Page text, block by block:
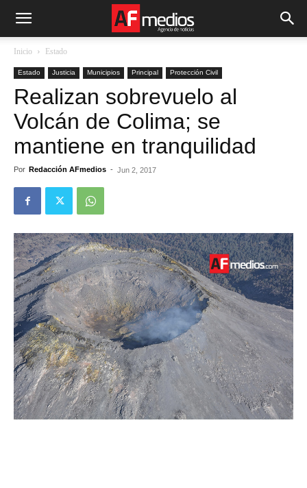
Inicio Estado
Estado Justicia Municipios Principal Protección Civil
Realizan sobrevuelo al
Volcán de Colima; se
mantiene en tranquilidad
Por Redacción AFmedios - Jun 2, 2017